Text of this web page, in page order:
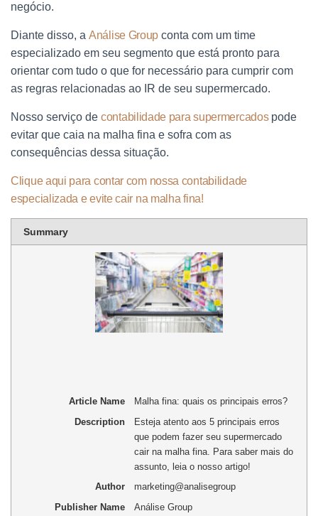
negócio.
Diante disso, a Análise Group conta com um time
especializado em seu segmento que está pronto para
orientar com tudo o que for necessário para cumprir com
as regras relacionadas ao IR de seu supermercado.
Nosso serviço de contabilidade para supermercadospode
evitar que caia na malha fina e sofra com as
consequências dessa situação.
Clique aqui para contar com nossa contabilidade
especializada e evite cair na malha fina!
Summary
Article Name
Malha fina: quais os principais erros?
Description
Esteja atento aos 5 principais erros
que podem fazer seu supermercado
cair na malha fina. Para saber mais do
assunto, leia o nosso artigo!
Author
marketing@analisegroup
Publisher Name
Análise Group